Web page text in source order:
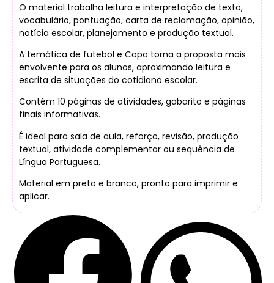
O material trabalha leitura e interpretação de texto,
vocabulário, pontuação, carta de reclamação, opinião,
notícia escolar, planejamento e produção textual.
A temática de futebol e Copa torna a proposta mais
envolvente para os alunos, aproximando leitura e
escrita de situações do cotidiano escolar.
Contém 10 páginas de atividades, gabarito e páginas
finais informativas.
É ideal para sala de aula, reforço, revisão, produção
textual, atividade complementar ou sequência de
Língua Portuguesa.
Material em preto e branco, pronto para imprimir e
aplicar.